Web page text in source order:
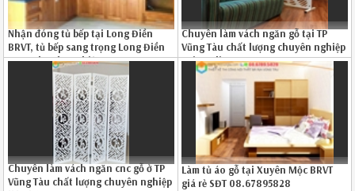
Nhận đóng tủ bếp tại Long Điền
BRVT, tủ bếp sang trọng Long Điền
BRVT chuyên nghiệp 0867895828
1726193N6
Chuyên làm vách ngăn gỗ tại TP
Vũng Tàu chất lượng chuyên nghiệp
gọi Hotline 0867895828
Chuyên làm vách ngăn cnc gỗ ở TP
Vũng Tàu chất lượng chuyên nghiệp
Làm tủ áo gỗ tại Xuyên Mộc BRVT
giá rẻ SĐT 08.67895828